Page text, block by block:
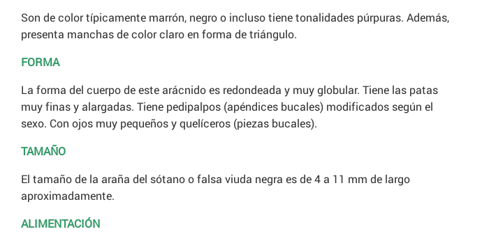
Son de color típicamente marrón, negro o incluso tiene tonalidades púrpuras. Además,
presenta manchas de color claro en forma de triángulo.
FORMA
La forma del cuerpo de este arácnido es redondeada y muy globular. Tiene las patas
muy finas y alargadas. Tiene pedipalpos (apéndices bucales) modificados según el
sexo. Con ojos muy pequeños y quelíceros (piezas bucales).
TAMAÑO
El tamaño de la araña del sótano o falsa viuda negra es de 4 a 11 mm de largo
aproximadamente.
ALIMENTACIÓN